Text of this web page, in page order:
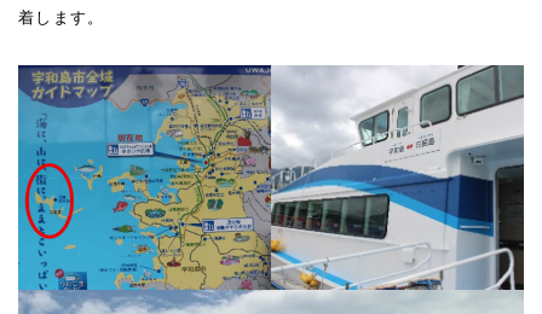
着します。